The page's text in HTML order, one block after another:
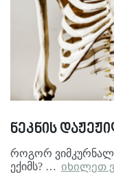
ნეკნის
როგორ
ექიმს? … იხილეთ